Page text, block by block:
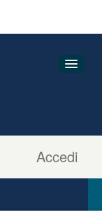
Accedi